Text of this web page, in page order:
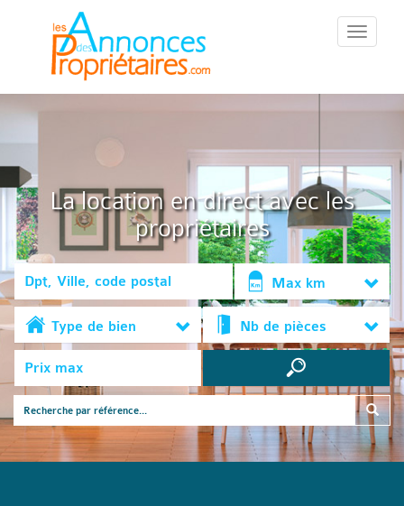
::Menu::
La location en direct avec les
propriétaires
Max km
Type de bien Nb de pièces